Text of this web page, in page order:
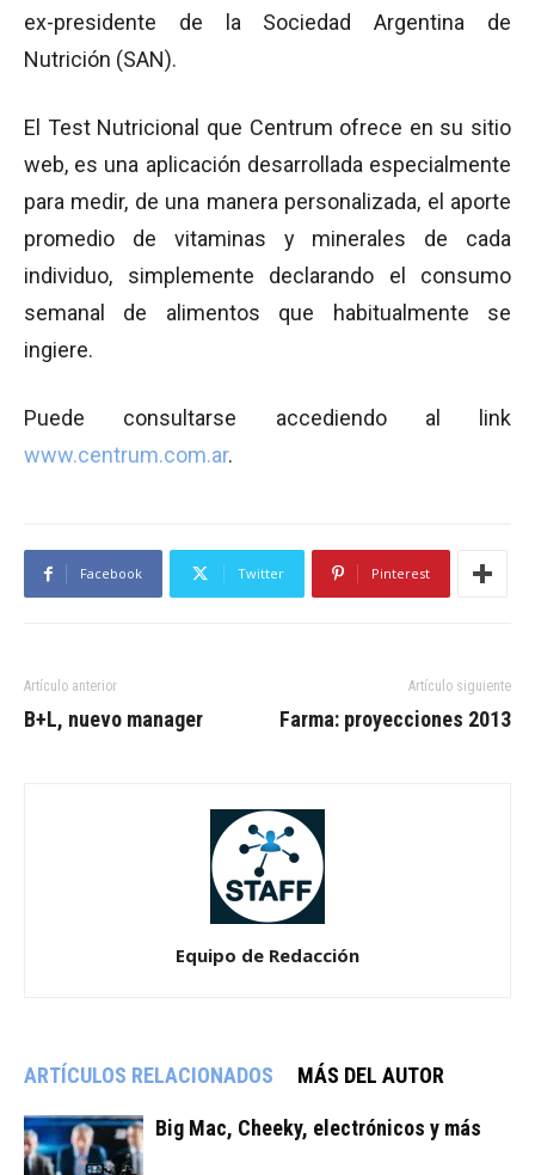
ex-presidente de la Sociedad Argentina de
Nutrición (SAN).
El Test Nutricional que Centrum ofrece en su sitio
web, es una aplicación desarrollada especialmente
para medir, de una manera personalizada, el aporte
promedio de vitaminas y minerales de cada
individuo, simplemente declarando el consumo
semanal de alimentos que habitualmente se
ingiere.
Puede consultarse accediendo al link
www.centrum.com.ar.
Facebook Twitter Pinterest
Artículo anterior
B+L, nuevo manager
Artículo siguiente
Farma: proyecciones 2013
Equipo de Redacción
ARTÍCULOS RELACIONADOS MÁS DEL AUTOR
Big Mac, Cheeky, electrónicos y más